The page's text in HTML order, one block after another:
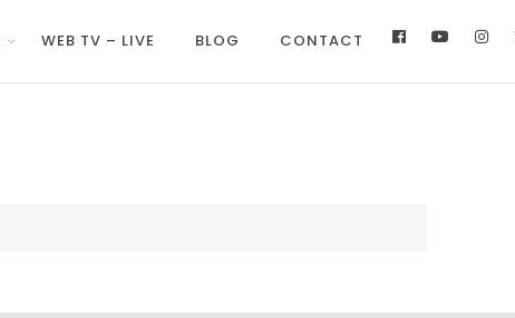
WEB TV – LIVE BLOG CONTACT